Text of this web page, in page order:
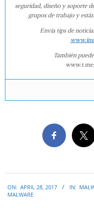
seguridad, diseño y soporte
grupos de trabajo y
Envía tips de
También
04-
ON: APRIL 28, 2017 IN:
MALWARE